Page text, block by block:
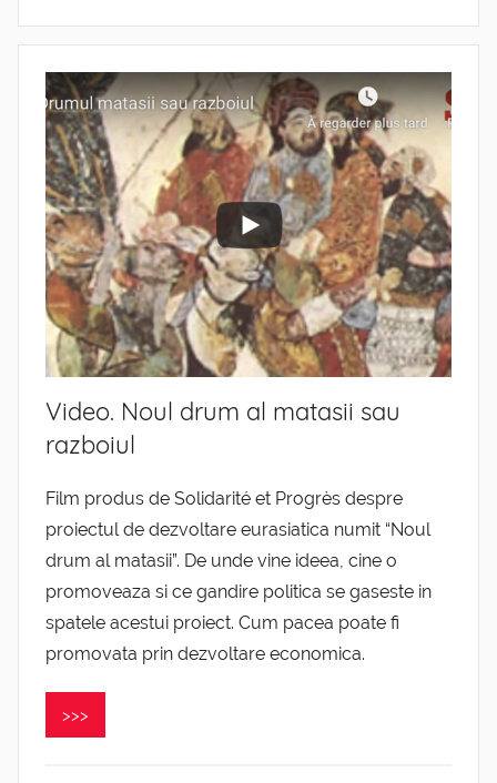
Video. Noul drum al matasii sau
razboiul
Film produs de Solidarité et Progrès despre
proiectul de dezvoltare eurasiatica numit “Noul
drum al matasii”. De unde vine ideea, cine o
promoveaza si ce gandire politica se gaseste in
spatele acestui proiect. Cum pacea poate fi
promovata prin dezvoltare economica.
>>>